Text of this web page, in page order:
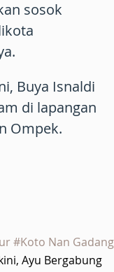
sosok
Buya Isnaldi
di lapangan
Ompek.
#Koto Nan Gadang
Ayu Bergabung